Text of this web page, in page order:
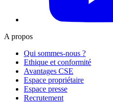
A propos
Qui sommes-nous ?
Ethique et conformité
Avantages CSE
Espace propriétaire
Espace presse
Recrutement